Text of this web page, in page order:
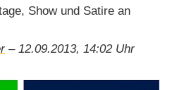
Show und Satire an
– 12.09.2013, 14:02 Uhr